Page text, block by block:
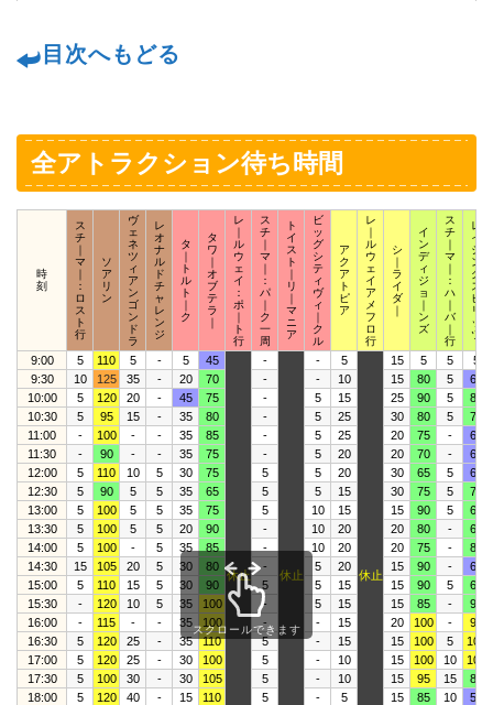
目次へもどる
全アトラクション待ち時間
時
刻
ス
チ
｜
マ
｜
：
ロ
ス
ト
行
ソ
ア
リ
ン
ヴ
ェ
ネ
ツ
ィ
ア
ン
ゴ
ン
ド
ラ
レ
オ
ナ
ル
ド
チ
ャ
レ
ン
ジ
タ
｜
ト
ル
ト
｜
ク
タ
ワ
｜
オ
ブ
テ
ラ
｜
レ
｜
ル
ウ
ェ
イ
：
ポ
｜
ト
行
ス
チ
｜
マ
｜
：
パ
｜
ク
一
周
ト
イ
ス
ト
｜
リ
｜
マ
ニ
ア
ビ
ッ
グ
シ
テ
ィ
ヴ
ィ
｜
ク
ル
ア
ク
ア
ト
ピ
ア
レ
｜
ル
ウ
ェ
イ
ア
メ
フ
ロ
行
シ
｜
ラ
イ
ダ
｜
イ
ン
デ
ィ
ジ
ョ
｜
ン
ズ
ス
チ
｜
マ
｜
：
ハ
｜
バ
｜
行
レ
イ
ジ
ン
グ
ス
ピ
リ
ッ
ツ
9:00 5 110 5 - 5 45
休止
-
休止
- 5
休止
15 5 5
5
9:30
10 125 35 - 20 70 - - 10 15 80 5
60
10:00
5 120 20 - 45 75 - 5 15 25 90 5
80
10:30
5 95 15 - 35 80 - 5 25 30 80 5
70
11:00
- 100 - - 35 85 - 5 25 20 75 -
60
11:30
- 90 - - 35 75 - 5 20 20 70 -
60
12:00
5 110 10 5 30 75 5 5 20 30 65 5
60
12:30
5 90 5 5 35 65 5 5 15 30 75 5
70
13:00
5 100 5 5 35 75 5 10 15 15 90 5
65
13:30
5 100 5 5 20 90 - 10 20 20 80 -
65
14:00
5 100 - 5 35 85 - 10 20 20 75 -
80
14:30
15 105 20 5 30 80 - 5 20 15 90 -
60
15:00
5 110 15 5 30 90 5 5 15 15 90 5
65
15:30
- 120 10 5 35 100 - 5 15 15 85 -
90
16:00
- 115 - - 35 100 - - 15 20 100 -
95
16:30
5 120 25 - 35 110 5 - 15 15 100 5
100
17:00
5 120 25 - 30 100 5 - 10 15 100 10
100
17:30
5 100 30 - 30 105 5 - 10 15 95 15
80
18:00
5 120 40 - 15 110 5 - 5 15 85 10
55
スクロールできます